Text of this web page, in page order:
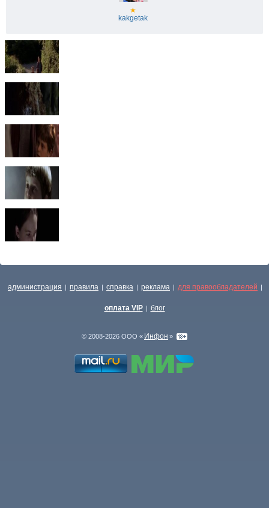
★
kakgetak
администрация | правила | справка | реклама | для правообладателей |
оплата VIP | блог
© 2008-2026 ООО « Инфон »